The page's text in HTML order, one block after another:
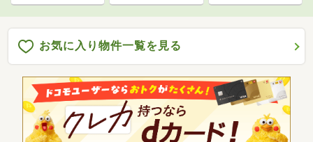
お気に入り物件一覧を見る